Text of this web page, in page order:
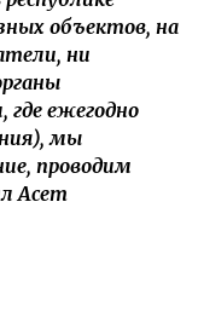
объектов, на
ни
где ежегодно
мы
проводим
Асет